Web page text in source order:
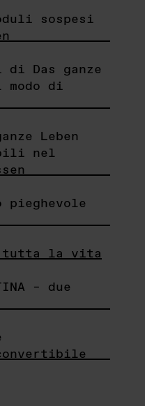
sospesi
Das ganze
modo di
Leben
nel
pieghevole
tutta la vita
– due